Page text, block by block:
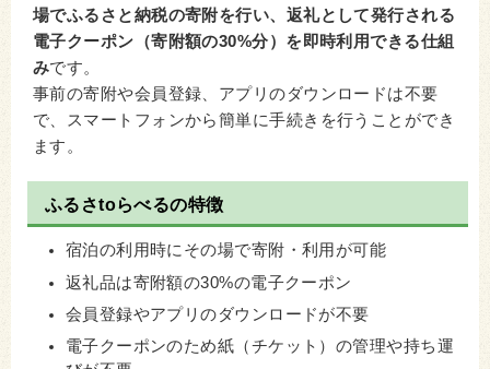
場でふるさと納税の寄附を行い、返礼として発行される
電子クーポン（寄附額の30%分）を即時利用できる仕組
みです。
事前の寄附や会員登録、アプリのダウンロードは不要
で、スマートフォンから簡単に手続きを行うことができ
ます。
ふるさtoらべるの特徴
宿泊の利用時にその場で寄附・利用が可能
返礼品は寄附額の30%の電子クーポン
会員登録やアプリのダウンロードが不要
電子クーポンのため紙（チケット）の管理や持ち運